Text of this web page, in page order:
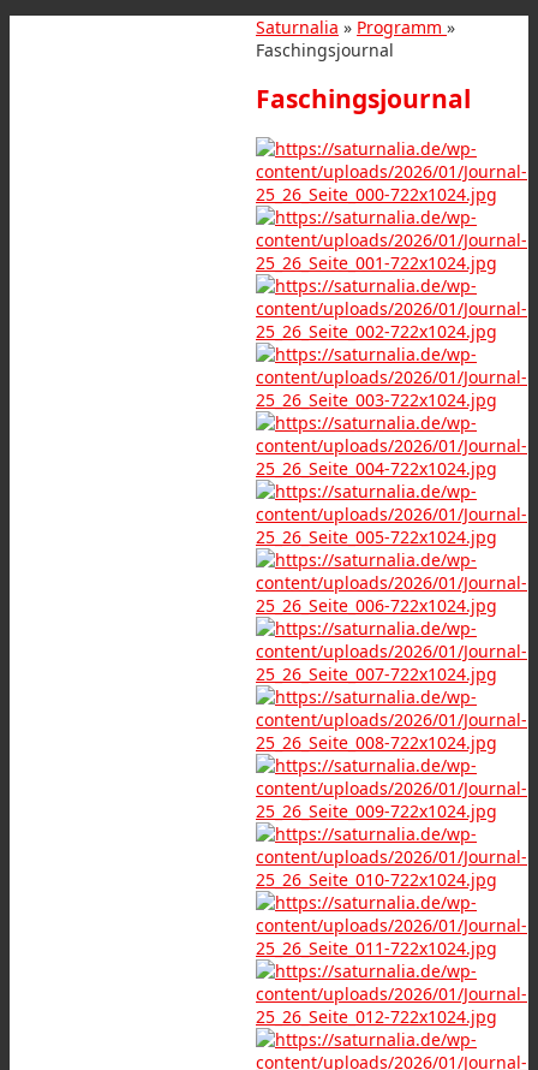
Saturnalia » Programm »
Faschingsjournal
Faschingsjournal